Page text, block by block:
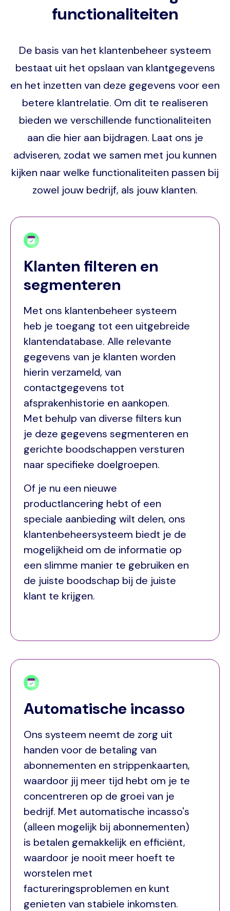
functionaliteiten
De basis van het klantenbeheer systeem
bestaat uit het opslaan van klantgegevens
en het inzetten van deze gegevens voor een
betere klantrelatie. Om dit te realiseren
bieden we verschillende functionaliteiten
aan die hier aan bijdragen. Laat ons je
adviseren, zodat we samen met jou kunnen
kijken naar welke functionaliteiten passen bij
zowel jouw bedrijf, als jouw klanten.
Klanten filteren en
segmenteren
Met ons klantenbeheer systeem
heb je toegang tot een uitgebreide
klantendatabase. Alle relevante
gegevens van je klanten worden
hierin verzameld, van
contactgegevens tot
afsprakenhistorie en aankopen.
Met behulp van diverse filters kun
je deze gegevens segmenteren en
gerichte boodschappen versturen
naar specifieke doelgroepen.
Of je nu een nieuwe
productlancering hebt of een
speciale aanbieding wilt delen, ons
klantenbeheersysteem biedt je de
mogelijkheid om de informatie op
een slimme manier te gebruiken en
de juiste boodschap bij de juiste
klant te krijgen.
Automatische incasso
Ons systeem neemt de zorg uit
handen voor de betaling van
abonnementen en strippenkaarten,
waardoor jij meer tijd hebt om je te
concentreren op de groei van je
bedrijf. Met automatische incasso's
(alleen mogelijk bij abonnementen)
is betalen gemakkelijk en efficiënt,
waardoor je nooit meer hoeft te
worstelen met
factureringsproblemen en kunt
genieten van stabiele inkomsten.